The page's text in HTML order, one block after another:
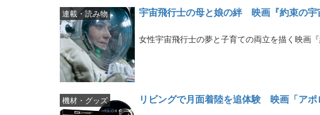
宇宙飛行士の母と娘の絆 映画『約束の宇
連載・読み物
女性宇宙飛行士の夢と子育ての両立を描く映画
リビングで月面着陸を追体験 映画「アポ
機材・グッズ